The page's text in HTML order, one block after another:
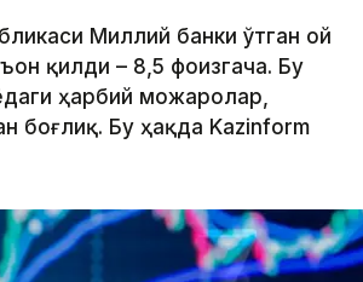
Миллий банки ўтган ой
қилди – 8,5 фоизгача. Бу
ҳарбий можаролар,
боғлиқ. Бу ҳақда Kazinform